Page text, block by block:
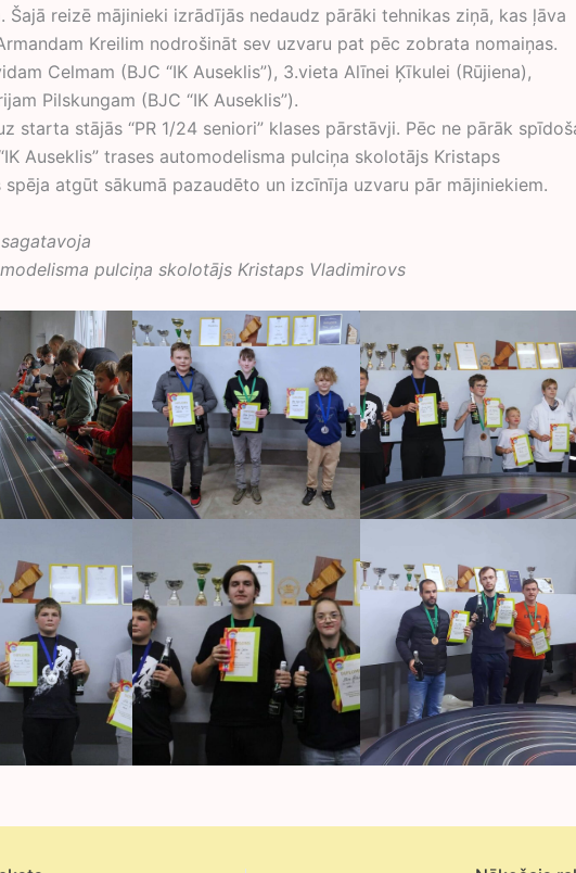
Šajā reizē mājinieki izrādījās nedaudz pārāki tehnikas ziņā, kas ļāva
Kreilim nodrošināt sev uzvaru pat pēc zobrata nomaiņas.
Celmam (BJC “IK Auseklis”), 3.vieta Alīnei Ķīkulei (Rūjiena),
Pilskungam (BJC “IK Auseklis”).
starta stājās “PR 1/24 seniori” klases pārstāvji. Pēc ne pārāk
Auseklis” trases automodelisma pulciņa skolotājs Kristaps
atgūt sākumā pazaudēto un izcīnīja uzvaru pār mājiniekiem.
pulciņa skolotājs Kristaps Vladimirovs